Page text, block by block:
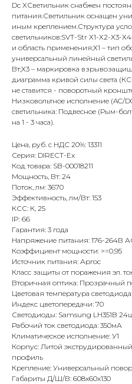
Dc XСветильник снабжен
питания.Светильник оснащен
иным креплением.Структура
светильников:SVT-Str Х1-Х2-Х3-
и область применения;Х1 – тип
универсальный линейный
Вт;Х3 – маркировка
диаграмма кривой силы света
не ставится - поворотный
Низковольтное исполнение (AC/
светильника: Подвесное (Рым-
на 1 - 3 часа).
Цена, руб. с НДС 20%: 13311
Серия: DIRECT-Ex
Код товара: SB-00018211
Мощность, Вт: 24
Поток, лм: 3670
Эффективность, лм/Вт: 153
КСС: К, 25
IP: 66
Гарантия: 3 года
Напряжение питания: 176-264В
Коэффициент мощности: >=0,95
Источник питания: Аргос
Класс защиты от поражения эл.
Вторичная оптика: Прозрачный
Цветовая температура
Индекс цветопередачи: 70
Светодиоды: Samsung LH351B
Рабочий ток светодиода: 350мА
Климатическое исполнение: У1
Корпус: Литой
профиль
Крепление: Универсальный
Габариты Д/Ш/В: 608x60x130